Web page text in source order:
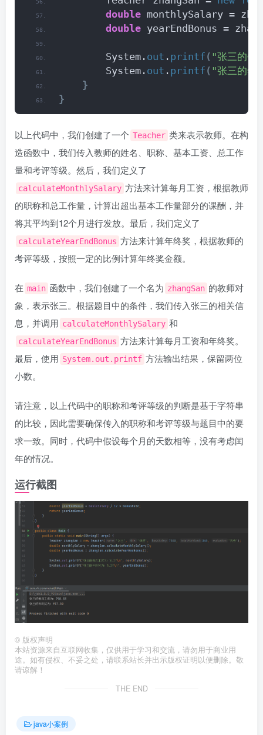
double monthlySalary =
double yearEndBonus =
        System.
out . printf ( "张三的每
        System.
out . printf ( "张三的年
}
}
以上代码中，我们创建了一个 Teacher 类来表示教师。在构
造函数中，我们传入教师的姓名、职称、基本工资、总工作
量和考评等级。然后，我们定义了
calculateMonthlySalary 方法来计算每月工资，根据教师
的职称和总工作量，计算出超出基本工作量部分的课酬，并
将其平均到12个月进行发放。最后，我们定义了
calculateYearEndBonus 方法来计算年终奖，根据教师的
考评等级，按照一定的比例计算年终奖金额。
在 main 函数中，我们创建了一个名为 zhangSan 的教师对
象，表示张三。根据题目中的条件，我们传入张三的相关信
息，并调用 calculateMonthlySalary 和
calculateYearEndBonus 方法来计算每月工资和年终奖。
最后，使用 System.out.printf 方法输出结果，保留两位
小数。
请注意，以上代码中的职称和考评等级的判断是基于字符串
的比较，因此需要确保传入的职称和考评等级与题目中的要
求一致。同时，代码中假设每个月的天数相等，没有考虑闰
年的情况。
运行截图
© 版权声明
本站资源来自互联网收集，仅供用于学习和交流，请勿用于商业用
途。如有侵权、不妥之处，请联系站长并出示版权证明以便删除。敬
请谅解！
THE END
java小案例